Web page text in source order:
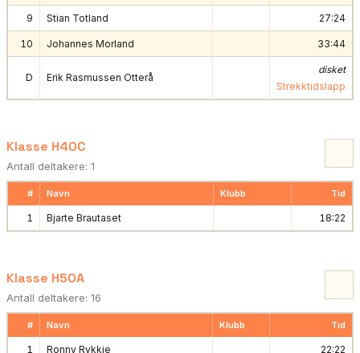
9 Stian Totland 27:24
10 Johannes Morland 33:44
D Erik Rasmussen Otterå
disket
Strekktidslapp
Klasse H40C
Antall deltakere: 1
# Navn Klubb Tid
1 Bjarte Brautaset 18:22
Klasse H50A
Antall deltakere: 16
# Navn Klubb Tid
1 Ronny Rykkje 22:22